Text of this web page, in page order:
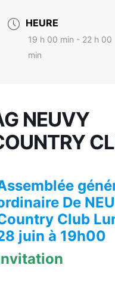
HEURE
19 h 00 min - 22 h 00
min
NEUVY
De
Club
juin à 19h00